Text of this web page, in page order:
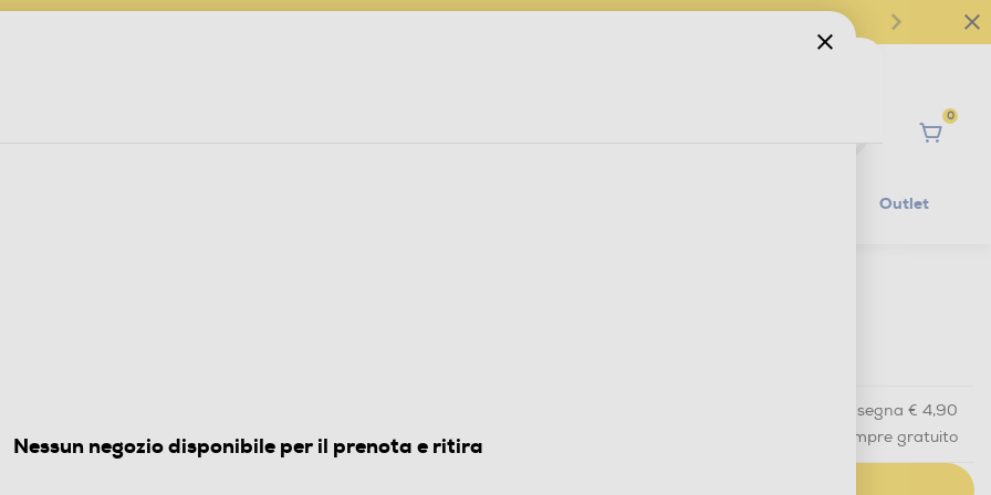
0
Outlet
- 25485-Black
con consegna € 4,90
in 30 minuti e sempre gratuito
Nessun negozio disponibile per il prenota e ritira